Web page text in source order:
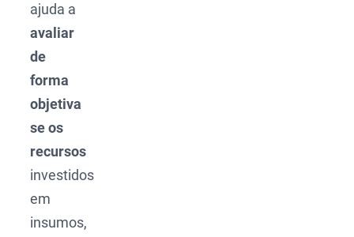
ajuda a
avaliar
de
forma
objetiva
se os
recursos
investidos
em
insumos,